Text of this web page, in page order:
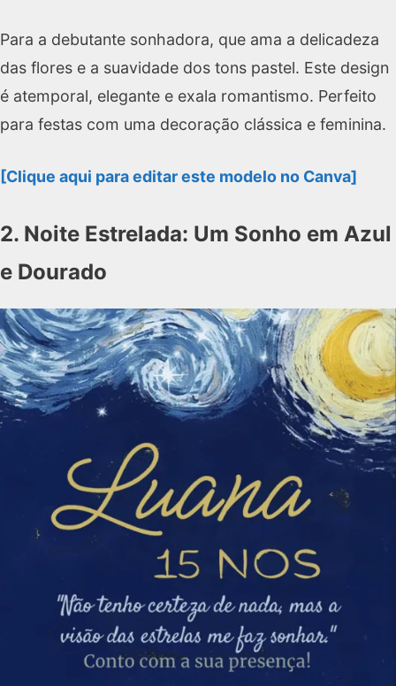
Para a debutante sonhadora, que ama a delicadeza
das flores e a suavidade dos tons pastel. Este design
é atemporal, elegante e exala romantismo. Perfeito
para festas com uma decoração clássica e feminina.
[Clique aqui para editar este modelo no Canva]
2. Noite Estrelada: Um Sonho em Azul
e Dourado